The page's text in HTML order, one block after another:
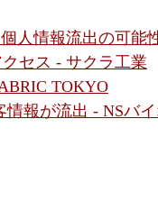
人情報流出の可能
セス - サクラ工業
TOKYO
報が流出 - NSバ